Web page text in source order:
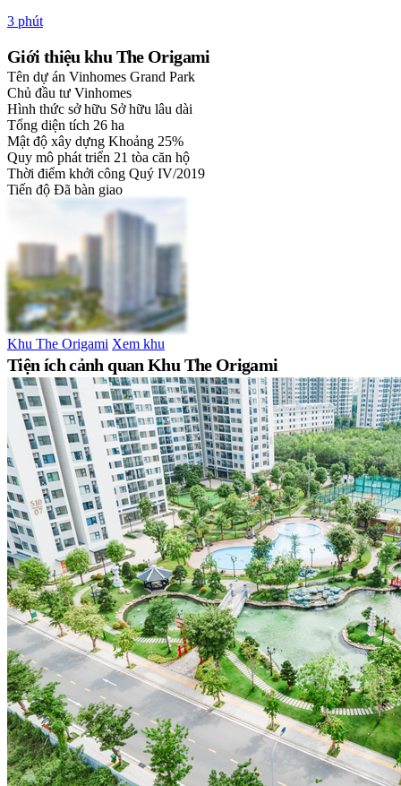
3 phút
Giới thiệu khu The Origami
Tên dự án Vinhomes Grand Park
Chủ đầu tư Vinhomes
Hình thức sở hữu Sở hữu lâu dài
Tổng diện tích 26 ha
Mật độ xây dựng Khoảng 25%
Quy mô phát triển 21 tòa căn hộ
Thời điểm khởi công Quý IV/2019
Tiến độ Đã bàn giao
Khu The Origami Xem khu
Tiện ích cảnh quan Khu The Origami